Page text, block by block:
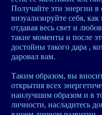
Получайте эти энергии в
визуализируйте себя,
отдавая весь свет и
такие моменты и после
достойны такого дара ,
даровал вам.
Таким образом, вы
открытия всех
наилучшим образом и в
личности, насладитесь